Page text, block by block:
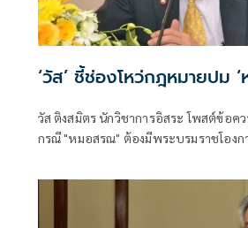
‘วัส’ ชี้ช่องโหว่กฎหมายปม
วัส ติงสมิตร นักวิชาการอิสระ โพสต์ข้อความผ่านเฟซบุ๊ก ระบุถึง
กรณี "หมอสรณ" ต้องมีพระบรมราชโองก